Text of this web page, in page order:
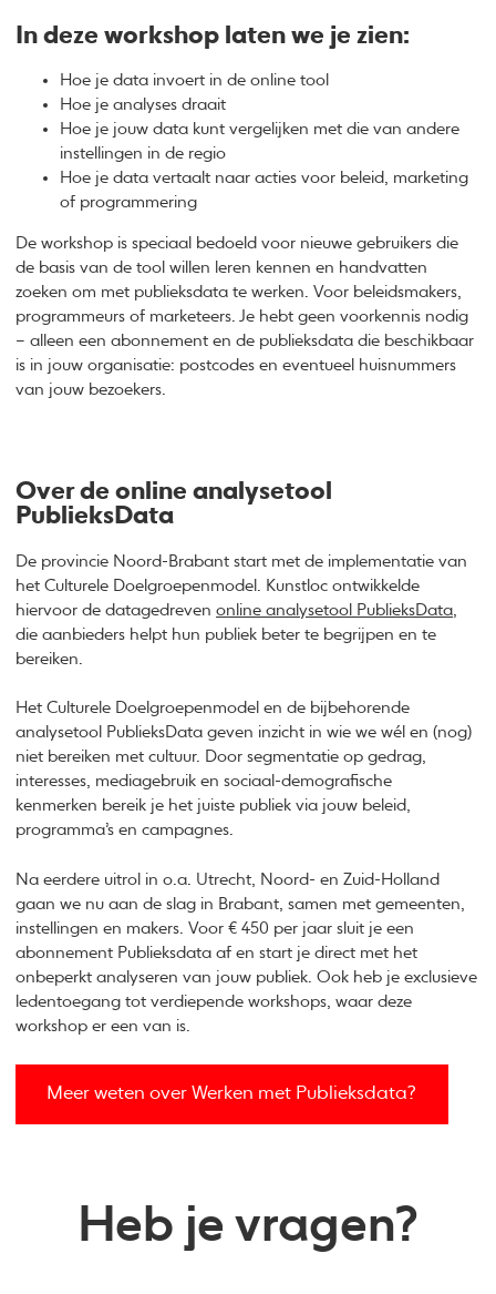
In deze workshop laten we je zien:
Hoe je data invoert in de online tool
Hoe je analyses draait
Hoe je jouw data kunt vergelijken met die van andere
instellingen in de regio
Hoe je data vertaalt naar acties voor beleid, marketing
of programmering
De workshop is speciaal bedoeld voor nieuwe gebruikers die
de basis van de tool willen leren kennen en handvatten
zoeken om met publieksdata te werken. Voor beleidsmakers,
programmeurs of marketeers. Je hebt geen voorkennis nodig
– alleen een abonnement en de publieksdata die beschikbaar
is in jouw organisatie: postcodes en eventueel huisnummers
van jouw bezoekers.
Over de online analysetool
PublieksData
De provincie Noord-Brabant start met de implementatie van
het Culturele Doelgroepenmodel. Kunstloc ontwikkelde
hiervoor de datagedrevenonline analysetool PublieksData
die aanbieders helpt hun publiek beter te begrijpen en te
bereiken.
Het Culturele Doelgroepenmodel en de bijbehorende
analysetool PublieksData geven inzicht in wie we wél en (nog)
niet bereiken met cultuur. Door segmentatie op gedrag,
interesses, mediagebruik en sociaal-demografische
kenmerken bereik je het juiste publiek via jouw beleid,
programma’s en campagnes.
Na eerdere uitrol in o.a. Utrecht, Noord- en Zuid-Holland
gaan we nu aan de slag in Brabant, samen met gemeenten,
instellingen en makers. Voor € 450 per jaar sluit je een
abonnement Publieksdata af en start je direct met het
onbeperkt analyseren van jouw publiek. Ook heb je exclusieve
ledentoegang tot verdiepende workshops, waar deze
workshop er een van is.
Meer weten over Werken met Publieksdata?
Heb je vragen?